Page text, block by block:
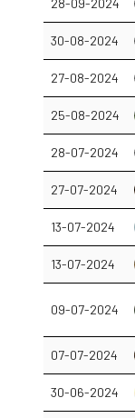
28-09-2024
30-08-2024
27-08-2024
25-08-2024
28-07-2024
27-07-2024
13-07-2024
13-07-2024
09-07-2024
07-07-2024
30-06-2024